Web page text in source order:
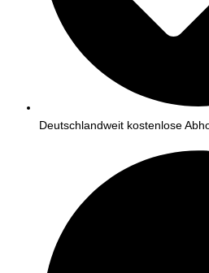
Deutschlandweit kostenlose